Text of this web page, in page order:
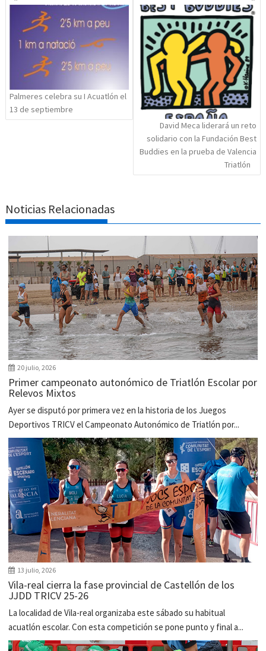
de
entradas
Palmeres celebra su I Acuatlón el
13 de septiembre
David Meca liderará un reto
solidario con la Fundación Best
Buddies en la prueba de Valencia
Triatlón
Noticias Relacionadas
20 julio, 2026
Primer campeonato autonómico de Triatlón Escolar por
Relevos Mixtos
Ayer se disputó por primera vez en la historia de los Juegos
Deportivos TRICV el Campeonato Autonómico de Triatlón por...
13 julio, 2026
Vila-real cierra la fase provincial de Castellón de los
JJDD TRICV 25-26
La localidad de Vila-real organizaba este sábado su habitual
acuatlón escolar. Con esta competición se pone punto y final a...